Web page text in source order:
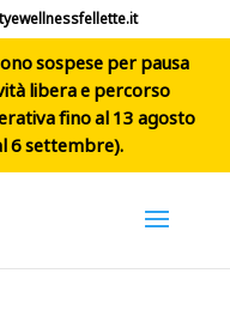
sospese per pausa
libera e percorso
fino al 13 agosto
6 settembre).